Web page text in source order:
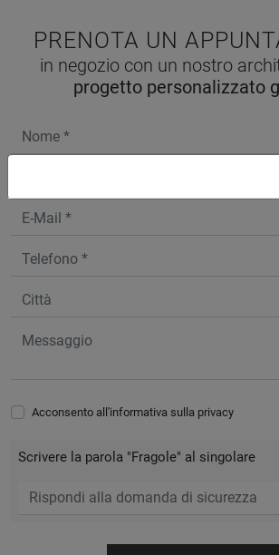
PRENOTA UN
in negozio con un nostro
progetto personalizzato
Acconsento all'informativa sulla privacy
Scrivere la parola "Fragole" al singolare